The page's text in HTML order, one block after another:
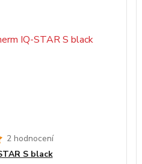
2 hodnocení
S black